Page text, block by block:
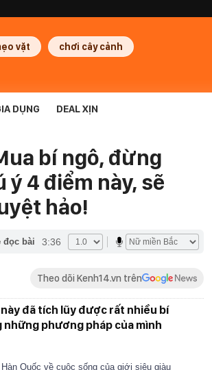
vặt chơi cây cảnh
DỤNG DEAL XỊN
bí ngô, đừng
4 điểm này, sẽ
hảo!
đọc bài 3:36
Theo dõi Kenh14.vn trên
đã tích lũy được rất nhiều bí
phương pháp của mình
Quốc về cuộc sống của giới siêu giàu